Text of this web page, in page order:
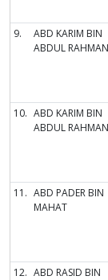
9.
ABD KARIM BIN
ABDUL RAHMAN
10. ABD KARIM BIN
ABDUL RAHMAN
11. ABD PADER BIN
MAHAT
12. ABD RASID BIN